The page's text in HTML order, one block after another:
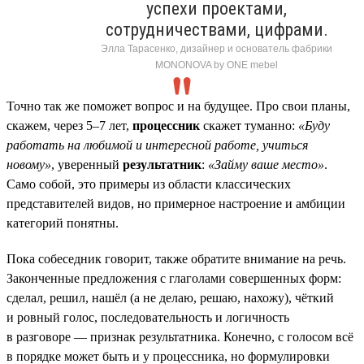
успехи проектами,
сотрудничествами, цифрами.
Элла Тарасенко, дизайнер и основатель фабрики
MONONOVA by ONE mebel
Точно так же поможет вопрос и на будущее. Про свои планы,
скажем, через 5–7 лет, процессник скажет туманно: «Буду
работать на любимой и интересной работе, учиться
новому», уверенный результатник: «Займу ваше место».
Само собой, это примеры из области классических
представителей видов, но примерное настроение и амбиции
категорий понятны.
Пока собеседник говорит, также обратите внимание на речь.
Законченные предложения с глаголами совершенных форм:
сделал, решил, нашёл (а не делаю, решаю, нахожу), чёткий
и ровный голос, последовательность и логичность
в разговоре — признак результатника. Конечно, с голосом всё
в порядке может быть и у процессника, но формулировки